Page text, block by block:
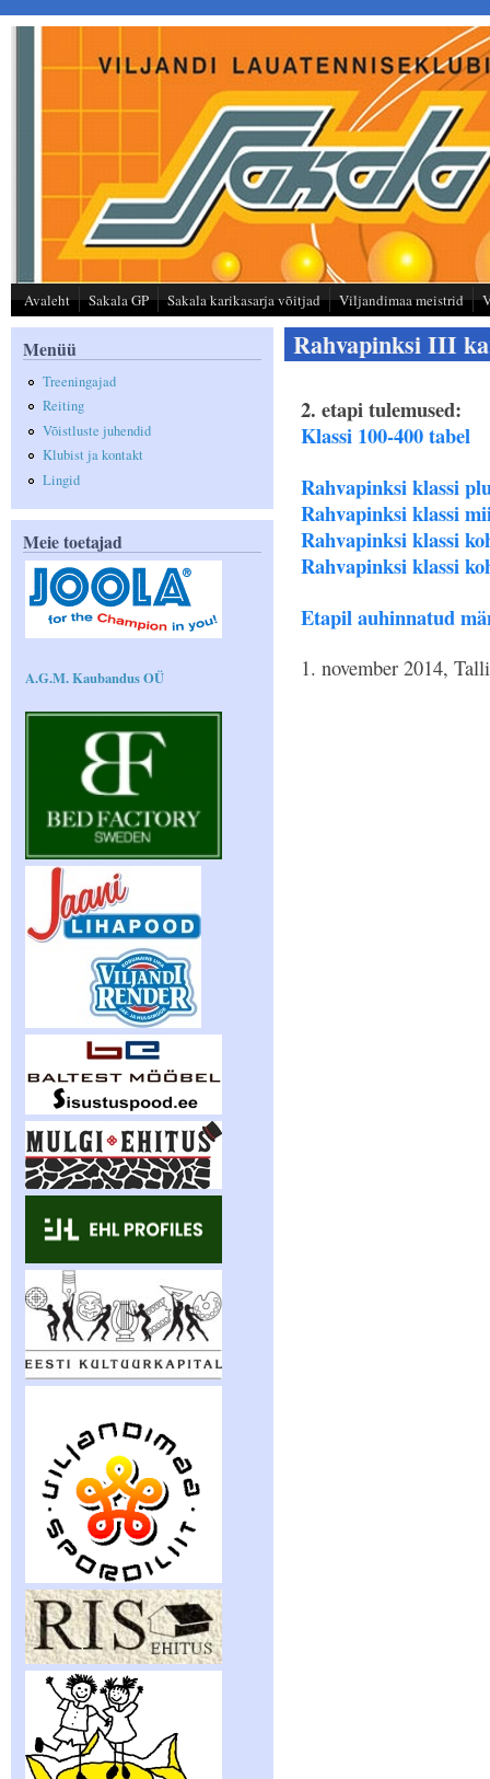
Liigu edasi põhisisu juurde
Avaleht Sakala GP Sakala karikasarja võitjad Viljandimaa meistrid
Menüü
Treeningajad
Reiting
Võistluste juhendid
Klubist ja kontakt
Lingid
Meie toetajad
A.G.M. Kaubandus OÜ
Rahvapinksi III
2. etapi tulemused:
Klassi 100-400 tabel
Rahvapinksi klassi
Rahvapinksi klassi
Rahvapinksi klassi
Rahvapinksi klassi
Etapil auhinnatud
1. november 2014,